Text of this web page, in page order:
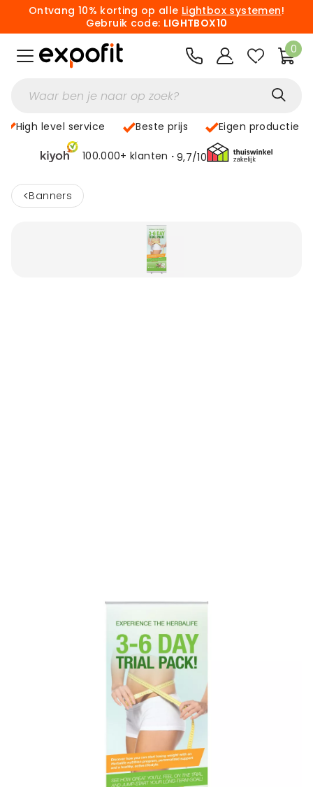
Ontvang 10% korting op alle Lightbox systemen!
Gebruik code: LIGHTBOX10
0
High level service Beste prijs Eigen productie
100.000+ klanten 9,7/10
< Banners